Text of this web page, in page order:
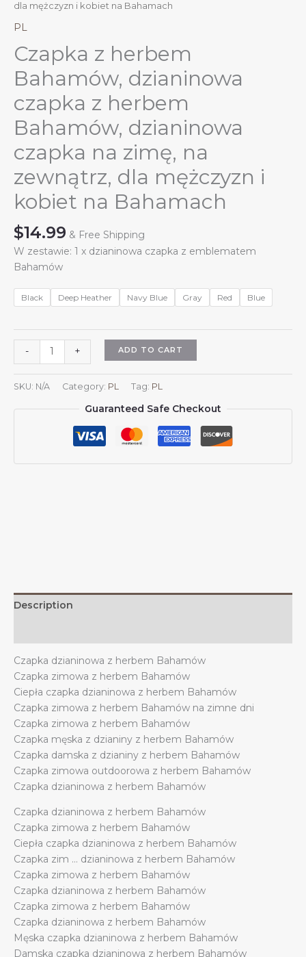
dla mężczyzn i kobiet na Bahamach
PL
Czapka z herbem
Bahamów, dzianinowa
czapka z herbem
Bahamów, dzianinowa
czapka na zimę, na
zewnątrz, dla mężczyzn i
kobiet na Bahamach
$14.99 & Free Shipping
W zestawie: 1 x dzianinowa czapka z emblematem
Bahamów
Black Deep Heather Navy Blue Gray Red Blue
-
z
herbem
Bahamów,
dzianinowa
mężczyzn
na
Bahamach
quantity
+ ADD TO CART
SKU: N/A Category: PL Tag: PL
Guaranteed Safe Checkout
Description
Czapka dzianinowa z herbem Bahamów
Czapka zimowa z herbem Bahamów
Ciepła czapka dzianinowa z herbem Bahamów
Czapka zimowa z herbem Bahamów na zimne dni
Czapka zimowa z herbem Bahamów
Czapka męska z dzianiny z herbem Bahamów
Czapka damska z dzianiny z herbem Bahamów
Czapka zimowa outdoorowa z herbem Bahamów
Czapka dzianinowa z herbem Bahamów
Czapka dzianinowa z herbem Bahamów
Czapka zimowa z herbem Bahamów
Ciepła czapka dzianinowa z herbem Bahamów
Czapka zim … dzianinowa z herbem Bahamów
Czapka zimowa z herbem Bahamów
Czapka dzianinowa z herbem Bahamów
Czapka zimowa z herbem Bahamów
Czapka dzianinowa z herbem Bahamów
Męska czapka dzianinowa z herbem Bahamów
Damska czapka dzianinowa z herbem Bahamów